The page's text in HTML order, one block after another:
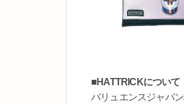
■HATTRICKについて
バリュエンスジャパ